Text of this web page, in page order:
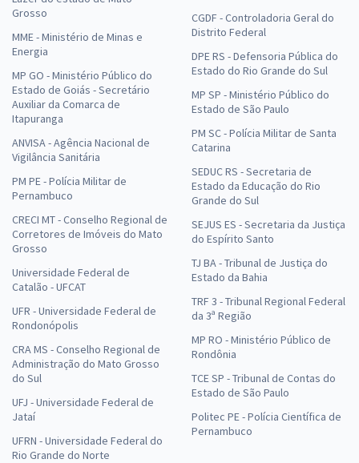
Grosso
MME - Ministério de Minas e
Energia
MP GO - Ministério Público do
Estado de Goiás - Secretário
Auxiliar da Comarca de
Itapuranga
ANVISA - Agência Nacional de
Vigilância Sanitária
PM PE - Polícia Militar de
Pernambuco
CRECI MT - Conselho Regional de
Corretores de Imóveis do Mato
Grosso
Universidade Federal de
Catalão - UFCAT
UFR - Universidade Federal de
Rondonópolis
CRA MS - Conselho Regional de
Administração do Mato Grosso
do Sul
UFJ - Universidade Federal de
Jataí
UFRN - Universidade Federal do
Rio Grande do Norte
CGDF - Controladoria Geral do
Distrito Federal
DPE RS - Defensoria Pública do
Estado do Rio Grande do Sul
MP SP - Ministério Público do
Estado de São Paulo
PM SC - Polícia Militar de Santa
Catarina
SEDUC RS - Secretaria de
Estado da Educação do Rio
Grande do Sul
SEJUS ES - Secretaria da Justiça
do Espírito Santo
TJ BA - Tribunal de Justiça do
Estado da Bahia
TRF 3 - Tribunal Regional Federal
da 3ª Região
MP RO - Ministério Público de
Rondônia
TCE SP - Tribunal de Contas do
Estado de São Paulo
Politec PE - Polícia Científica de
Pernambuco